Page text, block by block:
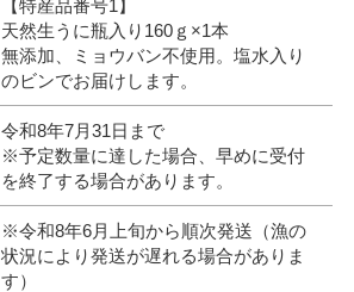
【特産品番号1】
天然生うに瓶入り160ｇ×1本
無添加、ミョウバン不使用。塩水入り
のビンでお届けします。
令和8年7月31日まで
※予定数量に達した場合、早めに受付
を終了する場合があります。
※令和8年6月上旬から順次発送（漁の
状況により発送が遅れる場合がありま
す）